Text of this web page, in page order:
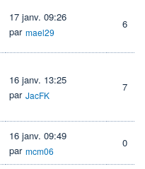
17 janv. 09:26
par mael29
6
16 janv. 13:25
par JacFK
7
16 janv. 09:49
par mcm06
0